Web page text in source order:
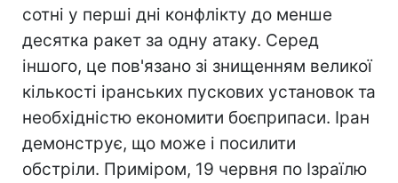
сотні у перші дні конфлікту до менше
десятка ракет за одну атаку. Серед
іншого, це пов'язано зі знищенням великої
кількості іранських пускових установок та
необхідністю економити боєприпаси. Іран
демонструє, що може і посилити
обстріли. Приміром, 19 червня по Ізраїлю